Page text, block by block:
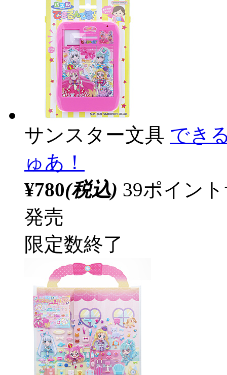
サンスター文具 でき
ゅあ！
¥780(税込) 39ポイン
発売
限定数終了